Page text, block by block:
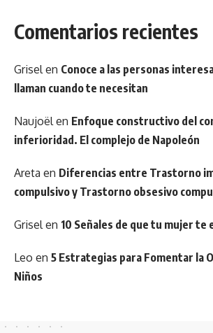
Comentarios recientes
Grisel en Conoce a las personas
llaman cuando te necesitan
Naujoël en Enfoque constructivo del
inferioridad. El complejo de Napoleón
Areta en Diferencias entre Trastorno
compulsivo y Trastorno obsesivo
Grisel en 10 Señales de que tu mujer te
Leo en 5 Estrategias para Fomentar la
Niños